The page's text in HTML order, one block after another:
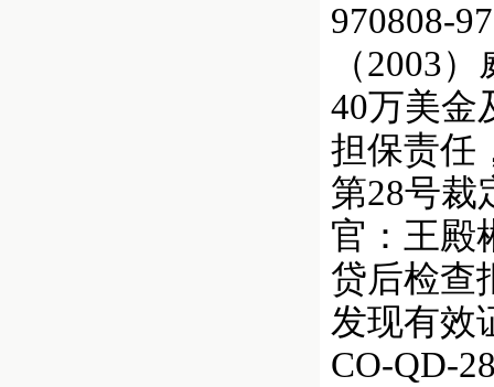
970808-
（2003
40万美金
担保责任
第28号裁
官：王殿
贷后检查
发现有效
CO-QD-